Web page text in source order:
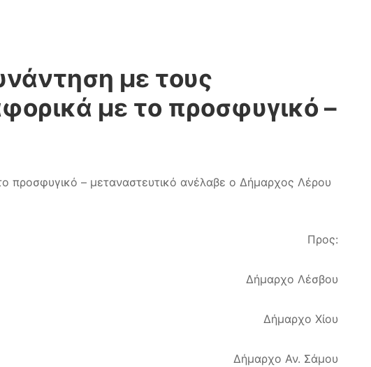
με τους
με το προσφυγικό –
προσφυγικό – μεταναστευτικό ανέλαβε ο Δήμαρχος Λέρου
Προς:
Δήμαρχο Λέσβου
Δήμαρχο Χίου
Δήμαρχο Αν. Σάμου